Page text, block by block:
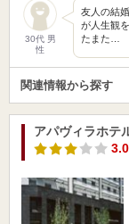
30代 男
性
友人の結
が人生観
たまた…
関連情報から探す
アパヴィラホテ